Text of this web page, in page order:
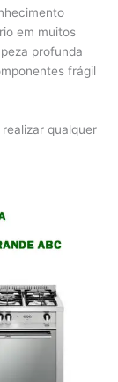
em muitos
profunda
frágil
qualquer